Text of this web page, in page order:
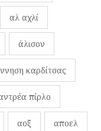
αλ αχλί
άλισον
καρδίτσας
πίρλο
αοξ αποελ